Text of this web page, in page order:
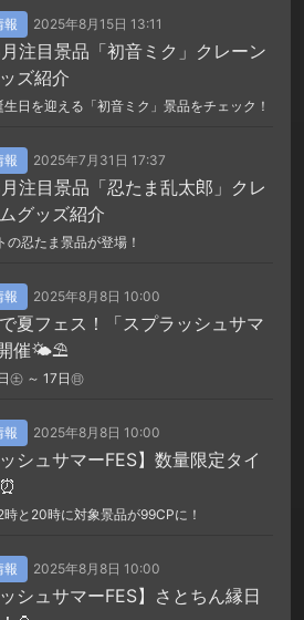
報 2025年8月15日 13:11
注目景品「初音ミク」クレーン
ズ紹介
日を迎える「初音ミク」景品をチェック！
報 2025年7月31日 17:37
注目景品「忍たま乱太郎」クレ
グッズ紹介
の忍たま景品が登場！
報 2025年8月8日 10:00
夏フェス！「スプラッシュサマ
開催🌤️⛱️
㊏ ～ 17日㊐
報 2025年8月8日 10:00
ッシュサマーFES】数量限定タイ
と20時に対象景品が99CPに！
報 2025年8月8日 10:00
ッシュサマーFES】さとちん縁日